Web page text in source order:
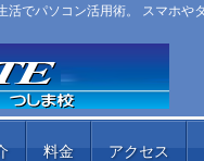
でパソコン活用術。 スマホ
料金 アクセス